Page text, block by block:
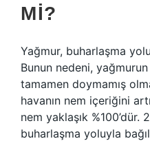
MI?
Yağmur, buharlaşma
Bunun nedeni,
tamamen doymamış
havanın nem içeriğini
nem yaklaşık %100’dür.
buharlaşma yoluyla